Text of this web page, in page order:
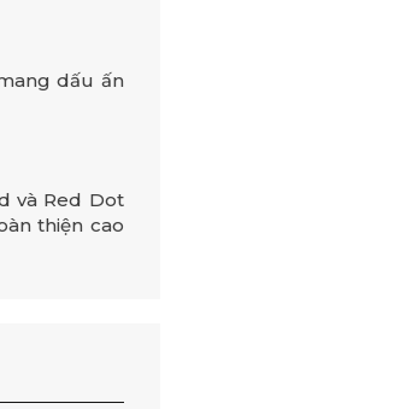
dấu ấn
và Red Dot
thiện cao